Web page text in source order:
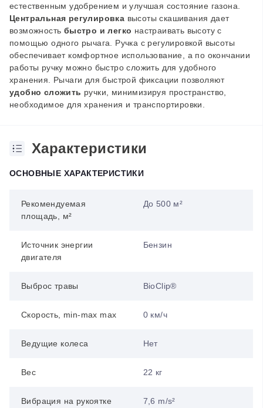
естественным удобрением и улучшая состояние газона.
Центральная регулировка высоты скашивания дает
возможность быстро и легко настраивать высоту с
помощью одного рычага. Ручка с регулировкой высоты
обеспечивает комфортное использование, а по окончании
работы ручку можно быстро сложить для удобного
хранения.
Рычаги для быстрой фиксации позволяют
удобно сложить ручки, минимизируя пространство,
необходимое для хранения и транспортировки.
Характеристики
ОСНОВНЫЕ ХАРАКТЕРИСТИКИ
Рекомендуемая
площадь, м²
До 500 м²
Источник энергии
двигателя
Бензин
Выброс травы BioClip®
Скорость, min-max max 0 км/ч
Ведущие колеса Нет
Вес 22 кг
Вибрация на рукоятке
7,6 m/s²